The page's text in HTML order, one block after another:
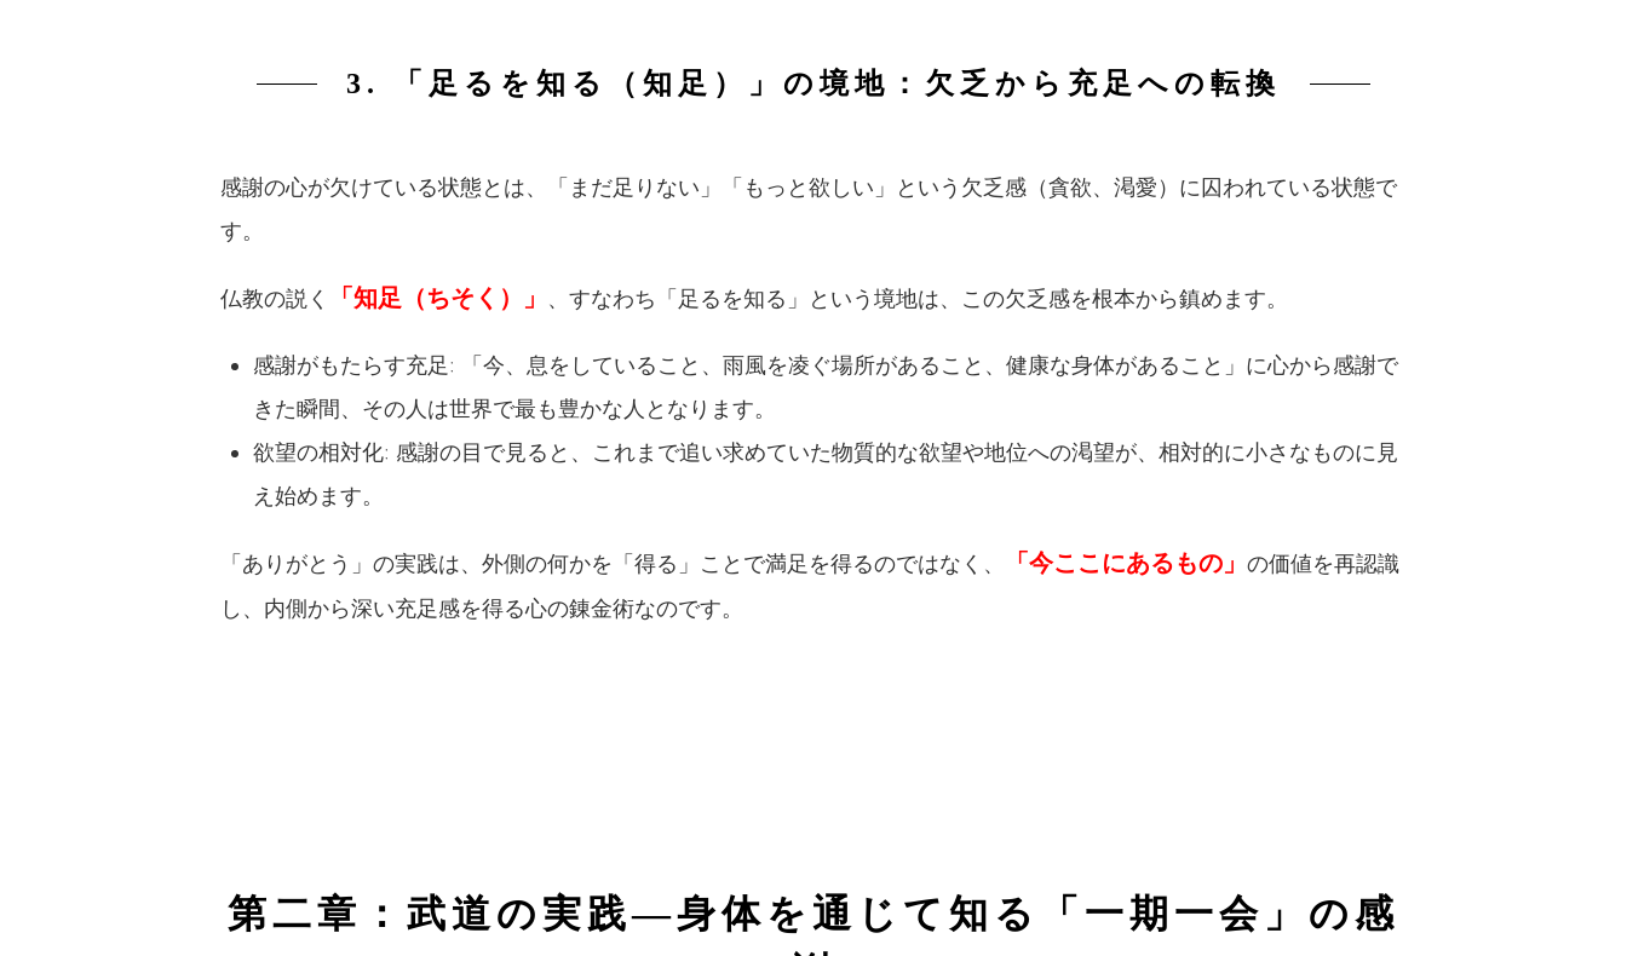
3. 「足るを知る（知足）」の境地：欠乏から充足への転換
感謝の心が欠けている状態とは、「まだ足りない」「もっと欲しい」という欠乏感（貪欲、渇愛）に囚われている状態で
す。
仏教の説く 「知足（ちそく）」 、すなわち「足るを知る」という境地は、この欠乏感を根本から鎮めます。
感謝がもたらす充足: 「今、息をしていること、雨風を凌ぐ場所があること、健康な身体があること」に心から感謝で
きた瞬間、その人は世界で最も豊かな人となります。
欲望の相対化: 感謝の目で見ると、これまで追い求めていた物質的な欲望や地位への渇望が、相対的に小さなものに見
え始めます。
「ありがとう」の実践は、外側の何かを「得る」ことで満足を得るのではなく、 「今ここにあるもの」 の価値を再認識
し、内側から深い充足感を得る心の錬金術なのです。
第二章：武道の実践—身体を通じて知る「一期一会」の感